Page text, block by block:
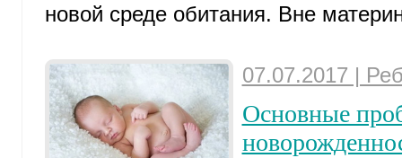
новой среде обитания. Вне
07.07.2017 |
Основные